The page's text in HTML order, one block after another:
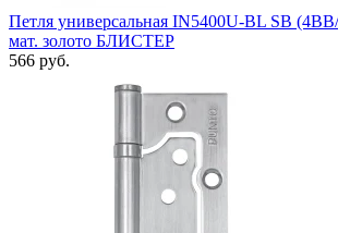
Петля универсальная IN5400U-BL SB
мат. золото БЛИСТЕР
566 руб.